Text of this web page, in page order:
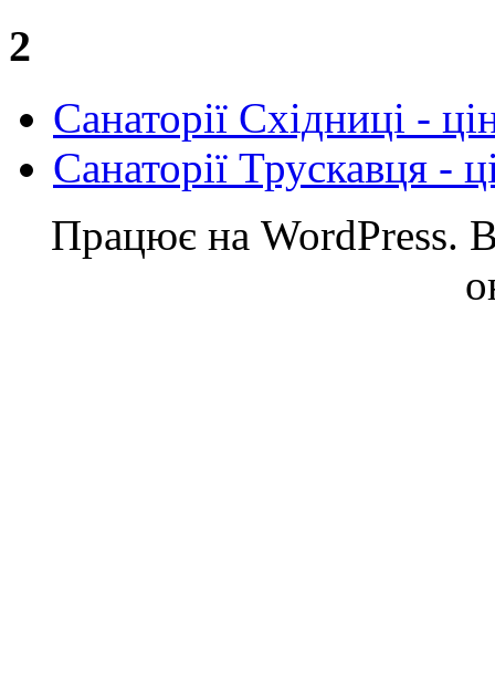
2
Cанаторії Східниці -
Санаторії Трускавця -
Працює на WordPress.